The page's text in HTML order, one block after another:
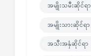
အမျိုးသမီးဆိုင်ရာ
အမျိုးသားဆိုင်ရာ
အသီးအနှံဆိုင်ရာ